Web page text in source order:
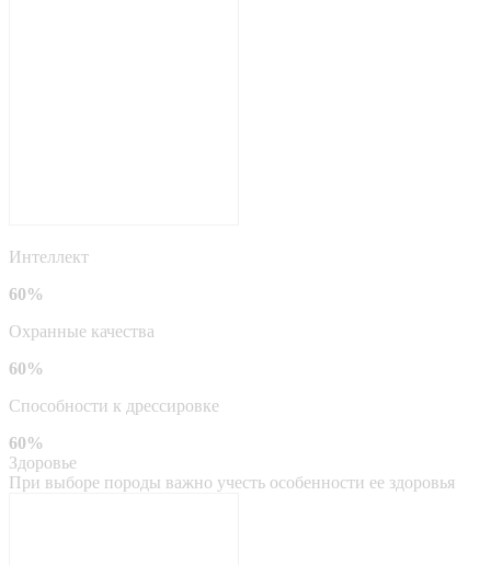
Интеллект
60%
Охранные качества
60%
Способности к дрессировке
60%
Здоровье
При выборе породы важно учесть особенности ее здоровья